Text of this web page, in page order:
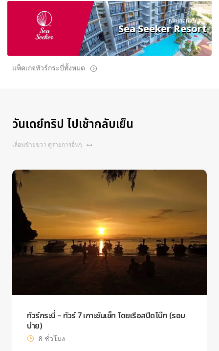
แพ็คเกจทัวร์กระบี่
Sea Seeker Resort
แพ็คเกจทัวร์กระบี่ทั้งหมด
วันเดย์ทริป ไปเช้ากลับเย็น
เลื่อนซ้ายขวา ดูรายการอื่นๆ
ทัวร์กระบี่ – ทัวร์ 7 เกาะซันเซ็ท โดยเรือสปีดโบ๊ท (รอบ
บ่าย)
8 ชั่วโมง